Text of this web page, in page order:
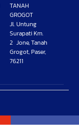
TANAH
GROGOT
Jl. Untung
Surapati Km.
2 Jone, Tanah
Grogot, Paser,
76211